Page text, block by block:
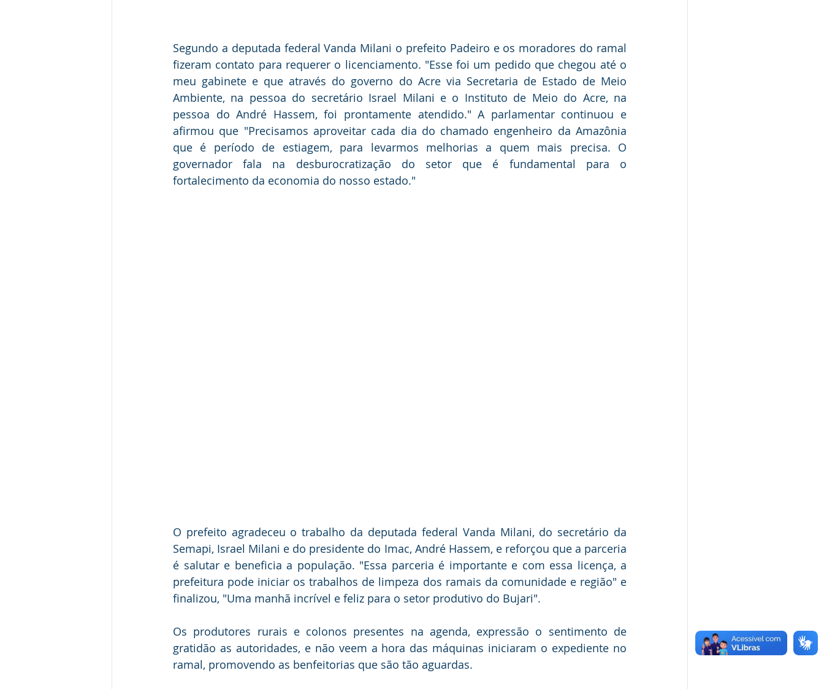
Segundo a deputada federal Vanda Milani o prefeito Padeiro e os moradores do ramal
fizeram contato para requerer o licenciamento. "Esse foi um pedido que chegou até o
meu gabinete e que através do governo do Acre via Secretaria de Estado de Meio
Ambiente, na pessoa do secretário Israel Milani e o Instituto de Meio do Acre, na
pessoa do André Hassem, foi prontamente atendido." A parlamentar continuou e
afirmou que "Precisamos aproveitar cada dia do chamado engenheiro da Amazônia
que é período de estiagem, para levarmos melhorias a quem mais precisa. O
governador fala na desburocratização do setor que é fundamental para o
fortalecimento da economia do nosso estado."
O prefeito agradeceu o trabalho da deputada federal Vanda Milani, do secretário da
Semapi, Israel Milani e do presidente do Imac, André Hassem, e reforçou que a parceria
é salutar e beneficia a população. "Essa parceria é importante e com essa licença, a
prefeitura pode iniciar os trabalhos de limpeza dos ramais da comunidade e região" e
finalizou, "Uma manhã incrível e feliz para o setor produtivo do Bujari".
Os produtores rurais e colonos presentes na agenda, expressão o sentimento de
gratidão as autoridades, e não veem a hora das máquinas iniciaram o expediente no
ramal, promovendo as benfeitorias que são tão aguardas.